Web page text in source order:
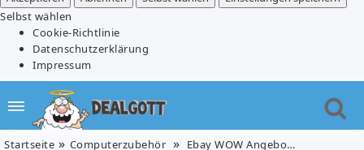
Selbst wählen
Cookie-Richtlinie
Datenschutzerklärung
Impressum
Startseite Computerzubehör Ebay WOW Angebote